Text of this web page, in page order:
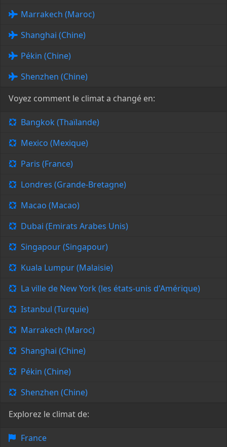
Marrakech (Maroc)
Shanghai (Chine)
Pékin (Chine)
Shenzhen (Chine)
Voyez comment le climat a changé en:
Bangkok (Thaïlande)
Mexico (Mexique)
Paris (France)
Londres (Grande-Bretagne)
Macao (Macao)
Dubai (Emirats Arabes Unis)
Singapour (Singapour)
Kuala Lumpur (Malaisie)
La ville de New York (les états-unis d'Amérique)
Istanbul (Turquie)
Marrakech (Maroc)
Shanghai (Chine)
Pékin (Chine)
Shenzhen (Chine)
Explorez le climat de:
France